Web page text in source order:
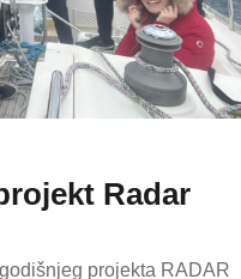
Radar
projekta RADAR